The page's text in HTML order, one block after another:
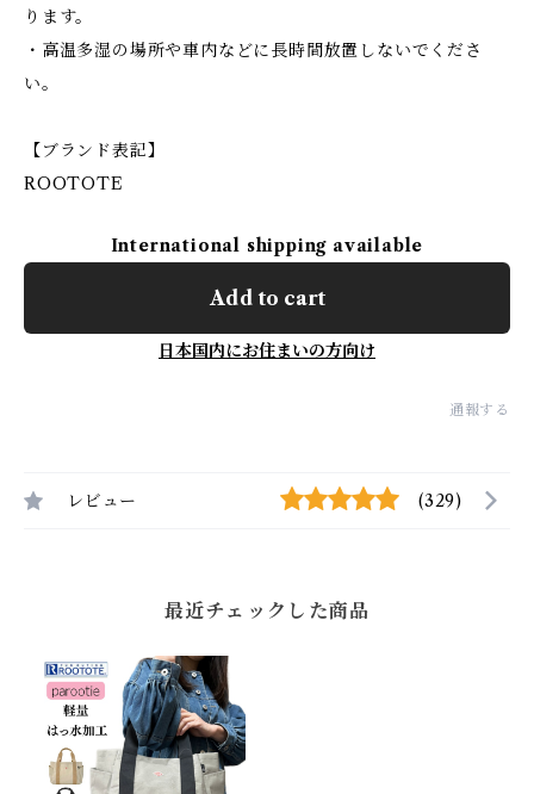
ります。
・高温多湿の場所や車内などに長時間放置しないでくださ
い。
【ブランド表記】
ROOTOTE
International shipping available
Add to cart
日本国内にお住まいの方向け
通報する
レビュー (329)
最近チェックした商品